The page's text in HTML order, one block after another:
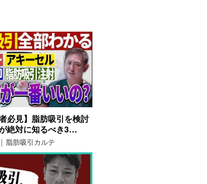
必見】脂肪吸引を検討
絶対に知るべき3…
脂肪吸引カルテ